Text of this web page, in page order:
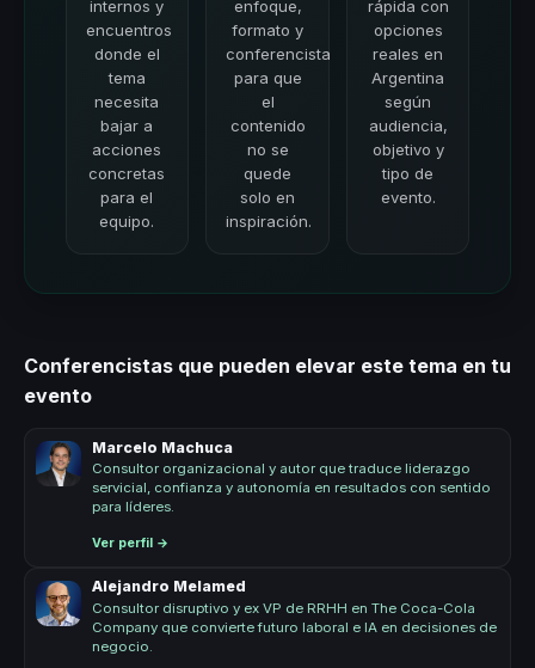
internos y
encuentros
donde el
tema
necesita
bajar a
acciones
concretas
para el
equipo.
enfoque,
formato y
conferencista
para que
el
contenido
no se
quede
solo en
inspiración.
rápida con
opciones
reales en
Argentina
según
audiencia,
objetivo y
tipo de
evento.
Conferencistas que pueden elevar este tema en tu
evento
Marcelo Machuca
Consultor organizacional y autor que traduce liderazgo
servicial, confianza y autonomía en resultados con sentido
para líderes.
Ver perfil →
Alejandro Melamed
Consultor disruptivo y ex VP de RRHH en The Coca-Cola
Company que convierte futuro laboral e IA en decisiones de
negocio.